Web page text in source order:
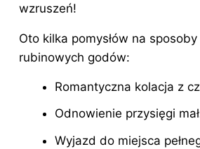
wzruszeń!
Oto kilka pomysłów na
rubinowych godów:
Romantyczna kolacja z
Odnowienie przysięgi
Wyjazd do miejsca